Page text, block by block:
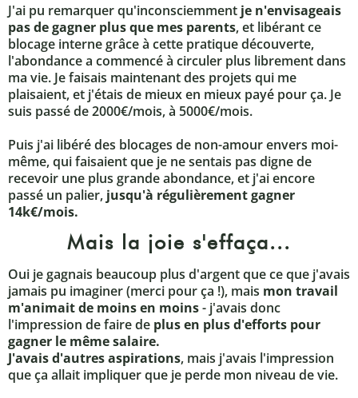
J'ai pu remarquer qu'inconsciemment je n'envisageais
pas de gagner plus que mes parents, et libérant ce
blocage interne grâce à cette pratique découverte,
l'abondance a commencé à circuler plus librement dans
ma vie. Je faisais maintenant des projets qui me
plaisaient, et j'étais de mieux en mieux payé pour ça. Je
suis passé de 2000€/mois, à 5000€/mois.
Puis j'ai libéré des blocages de non-amour envers moi-
même, qui faisaient que je ne sentais pas digne de
recevoir une plus grande abondance, et j'ai encore
passé un palier, jusqu'à régulièrement gagner
14k€/mois.
Mais la joie s'effaça...
Oui je gagnais beaucoup plus d'argent que ce que j'avais
jamais pu imaginer (merci pour ça !), mais mon travail
m'animait de moins en moins- j'avais donc
l'impression de faire de plus en plus d'efforts pour
gagner le même salaire.
J'avais d'autres aspirations, mais j'avais l'impression
que ça allait impliquer que je perde mon niveau de vie.